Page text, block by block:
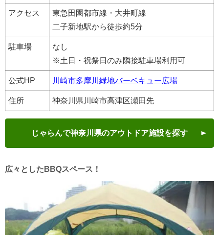
アクセス
東急田園都市線・大井町線
二子新地駅から徒歩約5分
駐車場
なし
※土日・祝祭日のみ隣接駐車場利用可
公式HP 川崎市多摩川緑地バーベキュー広場
住所 神奈川県川崎市高津区瀬田先
じゃらんで神奈川県のアウトドア施設を探す
広々としたBBQスペース！